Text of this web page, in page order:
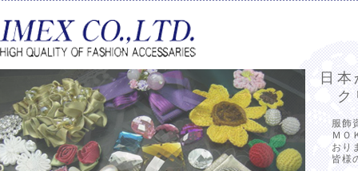
日
ク
服飾
ＭＯ
おり
皆様